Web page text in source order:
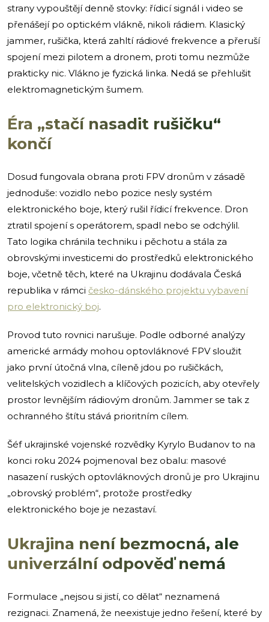
strany vypouštějí denně stovky: řídicí signál i video se
přenášejí po optickém vlákně, nikoli rádiem. Klasický
jammer, rušička, která zahltí rádiové frekvence a přeruší
spojení mezi pilotem a dronem, proti tomu nezmůže
prakticky nic. Vlákno je fyzická linka. Nedá se přehlušit
elektromagnetickým šumem.
Éra „stačí nasadit rušičku“
končí
Dosud fungovala obrana proti FPV dronům v zásadě
jednoduše: vozidlo nebo pozice nesly systém
elektronického boje, který rušil řídicí frekvence. Dron
ztratil spojení s operátorem, spadl nebo se odchýlil.
Tato logika chránila techniku i pěchotu a stála za
obrovskými investicemi do prostředků elektronického
boje, včetně těch, které na Ukrajinu dodávala Česká
republika v rámci česko-dánského projektu vybavení
pro elektronický boj.
Provod tuto rovnici narušuje. Podle odborné analýzy
americké armády mohou optovláknové FPV sloužit
jako první útočná vlna, cíleně jdou po rušičkách,
velitelských vozidlech a klíčových pozicích, aby otevřely
prostor levnějším rádiovým dronům. Jammer se tak z
ochranného štítu stává prioritním cílem.
Šéf ukrajinské vojenské rozvědky Kyrylo Budanov to na
konci roku 2024 pojmenoval bez obalu: masové
nasazení ruských optovláknových dronů je pro Ukrajinu
„obrovský problém“, protože prostředky
elektronického boje je nezastaví.
Ukrajina není bezmocná, ale
univerzální odpověď nemá
Formulace „nejsou si jistí, co dělat“ neznamená
rezignaci. Znamená, že neexistuje jedno řešení, které by